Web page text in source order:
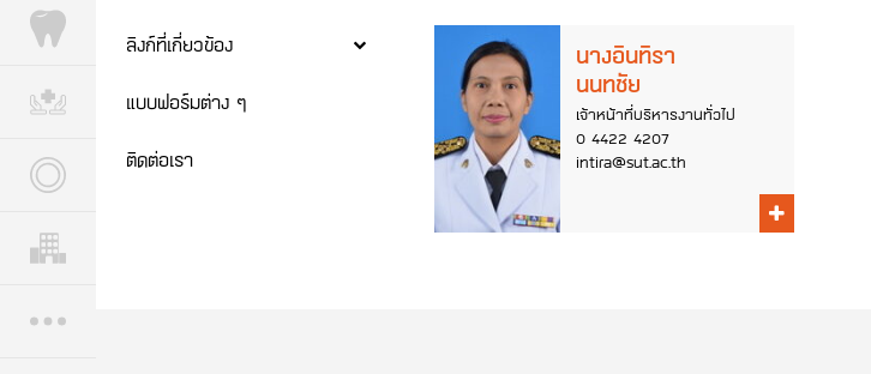
ลิงก์ที่เกี่ยวข้อง
แบบฟอร์มต่าง ๆ
ติดต่อเรา
นางอินทิรา
นนทชัย
เจ้าหน้าที่บริหารงานทั่วไป
0 4422 4207
intira@sut.ac.th